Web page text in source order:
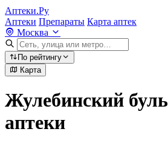
Аптеки.Ру
Аптеки Препараты Карта аптек
Москва
По рейтингу
Карта
Жулебинский
аптеки